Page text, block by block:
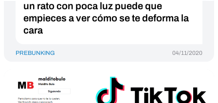
un rato con poca luz puede que
empieces a ver cómo se te deforma la
cara
PREBUNKING 04/11/2020